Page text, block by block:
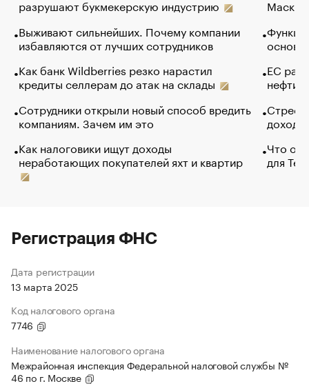
разрушают букмекерскую индустрию
Выживают сильнейших. Почему компании
избавляются от лучших сотрудников
Как банк Wildberries резко нарастил
кредиты селлерам до атак на склады
Сотрудники открыли новый способ вредить
компаниям. Зачем им это
Как налоговики ищут доходы
неработающих покупателей яхт и квартир
Маск в
основ
ЕС
нефти
Что
для
Регистрация ФНС
Дата регистрации
13 марта 2025
Код налогового органа
7746
Наименование налогового органа
Межрайонная инспекция Федеральной налоговой службы №
46 по г. Москве